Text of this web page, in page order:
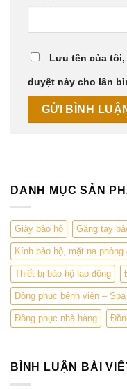
DANH MỤC SẢN
Giày bảo hộ Găng tay
Kính bảo hộ, mặt nạ phòng
Thiết bị bảo hộ lao động
Đồng phục bệnh viện – Spa
Đồng phục nhà hàng
BÌNH LUẬN BÀI
Lưu tên của
duyệt này cho lần